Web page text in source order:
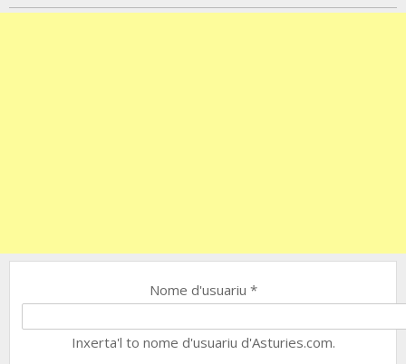
Nome d'usuariu *
Inxerta'l to nome d'usuariu d'Asturies.com.